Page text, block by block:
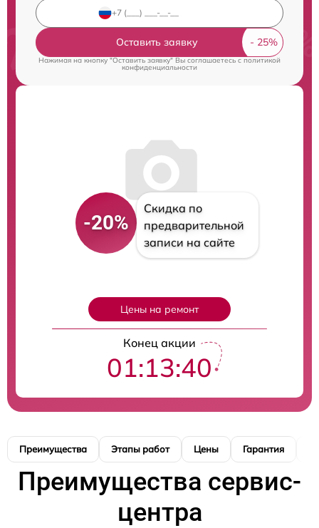
Оставить заявку
Нажимая на кнопку "Оставить заявку" Вы соглашаетесь cполитикой
конфиденциальности
-20%
Скидка по
предварительной
записи на сайте
Цены на ремонт
Конец акции
01:13:39
Преимущества Этапы работ Цены Гарантия
Преимущества сервис-
центра